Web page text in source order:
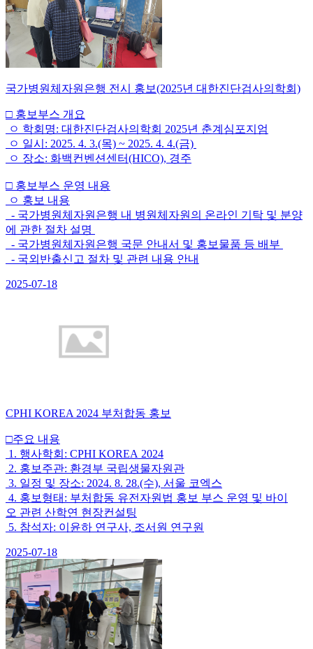
국가병원체자원은행 전시 홍보(2025년 대한진단검사의학회)
□ 홍보부스 개요
ㅇ 학회명: 대한진단검사의학회 2025년 춘계심포지엄
ㅇ 일시: 2025. 4. 3.(목) ~ 2025. 4. 4.(금)
ㅇ 장소: 화백컨벤션센터(HICO), 경주
□ 홍보부스 운영 내용
ㅇ 홍보 내용
- 국가병원체자원은행 내 병원체자원의 온라인 기탁 및 분양
에 관한 절차 설명
- 국가병원체자원은행 국문 안내서 및 홍보물품 등 배부
- 국외반출신고 절차 및 관련 내용 안내
2025-07-18
CPHI KOREA 2024 부처합동 홍보
□주요 내용
1. 행사학회: CPHI KOREA 2024
2. 홍보주관: 환경부 국립생물자원관
3. 일정 및 장소: 2024. 8. 28.(수), 서울 코엑스
4. 홍보형태: 부처합동 유전자원법 홍보 부스 운영 및 바이
오 관련 산학연 현장컨설팅
5. 참석자: 이윤하 연구사, 조서원 연구원
2025-07-18